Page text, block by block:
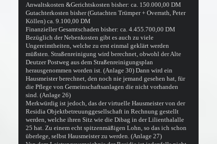
Anwaltskosten &Gerichtskosten bisher: ca. 150.000,00 DM
Gutachterkosten bisher (Gutachten Trümper + Overrath, Peter
Köllen) ca. 9.100,00 DM
Finanzieller Gesamtschaden bisher: ca. 4.455.700,00 DM
Bezüglich der Nebenkosten gibt es auch zu viele
Ungereimtheiten, welche zu erst einmal geklärt werden
müßsten. Straßenreinigung wird berechnet, obwohl der Alte
Deutzer Postweg aus dem Straßenreinigungsplan
herausgenommen worden ist. (Anlage 30) Dann wird ein
Hausmeister berechnet, den noch nie jemand gesehen hat, für
die Pflege von Gemeinschaftsanlagen die nicht vorhanden
sind. (Anlage 26)
Merkwürdig ist jedoch, das der virtuelle Hausmeister von der
Residia Objektbetreuunggesellschaft in Rechnung gestellt
werden, welche ihren Sitz wie die Dibag in der Lilienthalalle
25 hat. Zu einem echt spitzenmäßigen Lohn, so das ich schon
überlege, selbst Hausmeister zu werden. (Anlage 27)